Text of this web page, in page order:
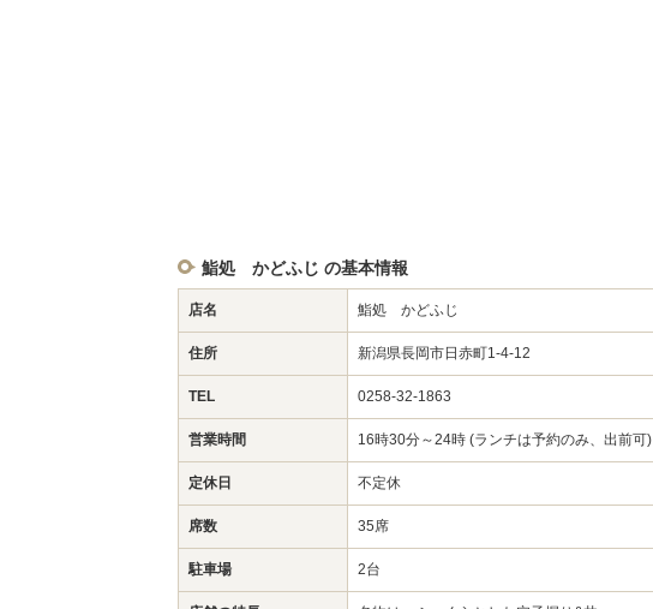
鮨処 かどふじ の基本情報
店名 鮨処 かどふじ
住所 新潟県長岡市日赤町1-4-12
TEL 0258-32-1863
営業時間 16時30分～24時 (ランチは予約のみ、出前可)
定休日 不定休
席数 35席
駐車場 2台